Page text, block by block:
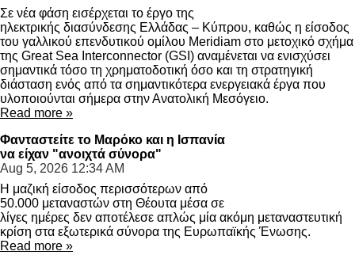
Σε νέα φάση εισέρχεται το έργο της
ηλεκτρικής διασύνδεσης Ελλάδας – Κύπρου, καθώς η είσοδος
του γαλλικού επενδυτικού ομίλου Meridiam στο μετοχικό σχήμα
της Great Sea Interconnector (GSI) αναμένεται να ενισχύσει
σημαντικά τόσο τη χρηματοδοτική όσο και τη στρατηγική
διάσταση ενός από τα σημαντικότερα ενεργειακά έργα που
υλοποιούνται σήμερα στην Ανατολική Μεσόγειο.
Read more »
Φανταστείτε το Μαρόκο και η Ισπανία
να είχαν "ανοιχτά σύνορα"
Aug 5, 2026 12:34 AM
Η μαζική είσοδος περισσότερων από
50.000 μεταναστών στη Θέουτα μέσα σε
λίγες ημέρες δεν αποτέλεσε απλώς μία ακόμη μεταναστευτική
κρίση στα εξωτερικά σύνορα της Ευρωπαϊκής Ένωσης.
Read more »